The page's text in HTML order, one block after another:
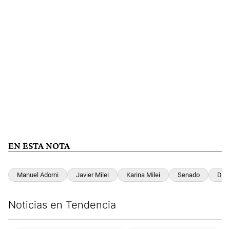
EN ESTA NOTA
Manuel Adorni Javier Milei Karina Milei Senado
Noticias en Tendencia